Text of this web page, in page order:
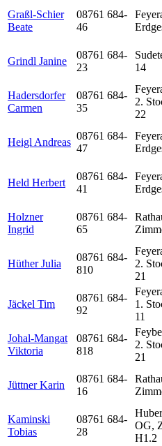
Graßl-Schier
Beate
08761 684-
46
Grindl Janine
08761 684-
23
14
Hadersdorfer
Carmen
08761 684-
35
2.
22
Heigl Andreas
08761 684-
47
Held Herbert
08761 684-
41
Holzner
Ingrid
08761 684-
65
Hüther Julia
08761 684-
810
2.
21
Jäckel Tim
08761 684-
92
1.
11
Johal-Mangat
Viktoria
08761 684-
818
2.
21
Jüttner Karin
08761 684-
16
Kaminski
Tobias
08761 684-
28
OG,
H1.2